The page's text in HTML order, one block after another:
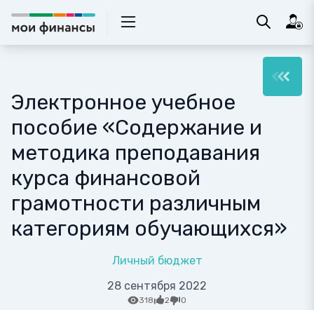
Электронное учебное
пособие «Содержание и
методика преподавания
курса финансовой
грамотности различным
категориям обучающихся»
Личный бюджет
28 сентября 2022
318 2 0